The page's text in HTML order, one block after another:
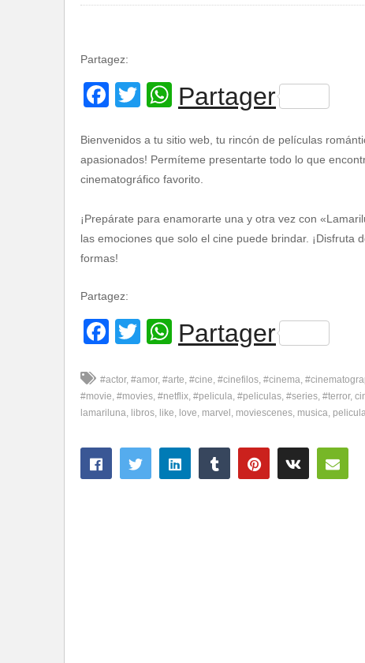
Partagez:
Facebook
Twitter
WhatsApp
Partager
Bienvenidos a tu sitio web, tu rincón de películas
apasionados! Permíteme presentarte todo lo que
cinematográfico favorito.
¡Prepárate para enamorarte una y otra vez con
las emociones que solo el cine puede brindar.
formas!
Partagez:
Facebook
Twitter
WhatsApp
Partager
#actor #amor #arte #cine #cinefilos #cinema
#movie #movies #netflix #pelicula #peliculas #series #terror
lamariluna libros like love marvel moviescenes musica